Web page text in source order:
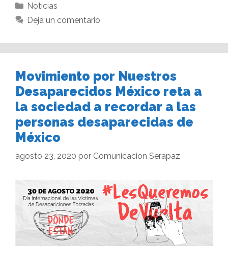
Noticias
Deja un comentario
Movimiento por Nuestros
Desaparecidos México reta a
la sociedad a recordar a las
personas desaparecidas de
México
agosto 23, 2020 por Comunicacion Serapaz